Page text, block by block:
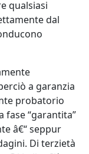
qualsiasi
dal
a garanzia
probatorio
fase “garantita”
â€“ seppur
Di terzietà